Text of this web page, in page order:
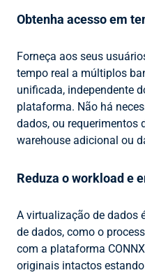
Obtenha acesso em
Forneça aos seus
tempo real a múltiplos
unificada, independente
plataforma. Não há
dados, ou requerimentos
warehouse adicional ou
Reduza o workload e
A virtualização de dados
de dados, como o
com a plataforma
originais intactos